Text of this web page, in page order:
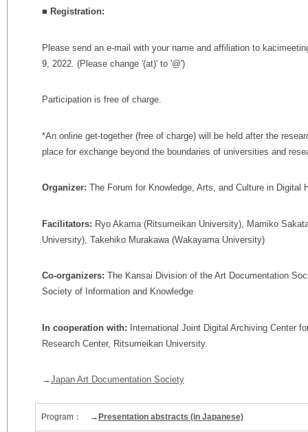
■ Registration:
Please send an e-mail with your name and affiliation to
9, 2022. (Please change '(at)' to '@')
Participation is free of charge.
*An online get-together (free of charge) will be held after the
place for exchange beyond the boundaries of universities and
Organizer: The Forum for Knowledge, Arts, and Culture in Digital
Facilitators: Ryo Akama (Ritsumeikan University), Mamiko
University), Takehiko Murakawa (Wakayama University)
Co-organizers: The Kansai Division of the Art Documentation
Society of Information and Knowledge
In cooperation with: International Joint Digital Archiving Center
Research Center, Ritsumeikan University.
→Japan Art Documentation Society
Program： → Presentation abstracts (in Japanese)